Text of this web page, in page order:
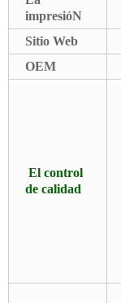
impresióN
Sitio Web
OEM
El control
de calidad